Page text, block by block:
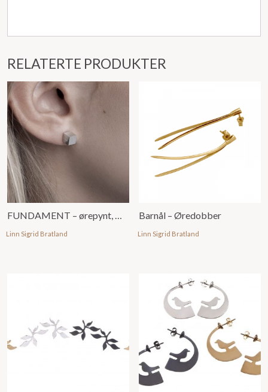
RELATERTE PRODUKTER
FUNDAMENT – ørepynt, mini
Linn Sigrid Bratland
Barnål – Øredobber
Linn Sigrid Bratland